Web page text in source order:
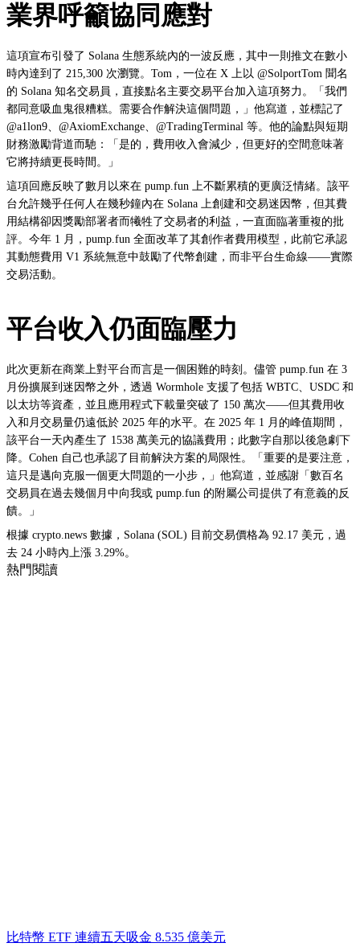
業界呼籲協同應對
這項宣布引發了 Solana 生態系統內的一波反應，其中一則推文在數小
時內達到了 215,300 次瀏覽。Tom，一位在 X 上以 @SolportTom 聞名
的 Solana 知名交易員，直接點名主要交易平台加入這項努力。「我們
都同意吸血鬼很糟糕。需要合作解決這個問題，」他寫道，並標記了
@a1lon9、@AxiomExchange、@TradingTerminal 等。他的論點與短期
財務激勵背道而馳：「是的，費用收入會減少，但更好的空間意味著
它將持續更長時間。」
這項回應反映了數月以來在 pump.fun 上不斷累積的更廣泛情緒。該平
台允許幾乎任何人在幾秒鐘內在 Solana 上創建和交易迷因幣，但其費
用結構卻因獎勵部署者而犧牲了交易者的利益，一直面臨著重複的批
評。今年 1 月，pump.fun 全面改革了其創作者費用模型，此前它承認
其動態費用 V1 系統無意中鼓勵了代幣創建，而非平台生命線——實際
交易活動。
平台收入仍面臨壓力
此次更新在商業上對平台而言是一個困難的時刻。儘管 pump.fun 在 3
月份擴展到迷因幣之外，透過 Wormhole 支援了包括 WBTC、USDC 和
以太坊等資產，並且應用程式下載量突破了 150 萬次——但其費用收
入和月交易量仍遠低於 2025 年的水平。在 2025 年 1 月的峰值期間，
該平台一天內產生了 1538 萬美元的協議費用；此數字自那以後急劇下
降。Cohen 自己也承認了目前解決方案的局限性。「重要的是要注意，
這只是邁向克服一個更大問題的一小步，」他寫道，並感謝「數百名
交易員在過去幾個月中向我或 pump.fun 的附屬公司提供了有意義的反
饋。」
根據 crypto.news 數據，Solana (SOL) 目前交易價格為 92.17 美元，過
去 24 小時內上漲 3.29%。
熱門閱讀
比特幣 ETF 連續五天吸金 8.535 億美元